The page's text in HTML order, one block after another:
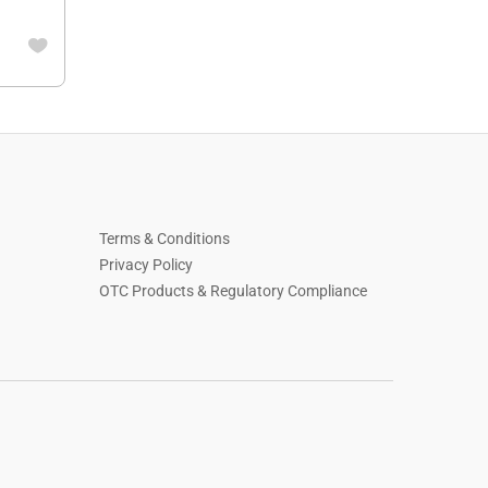
Terms & Conditions
Privacy Policy
OTC Products & Regulatory Compliance